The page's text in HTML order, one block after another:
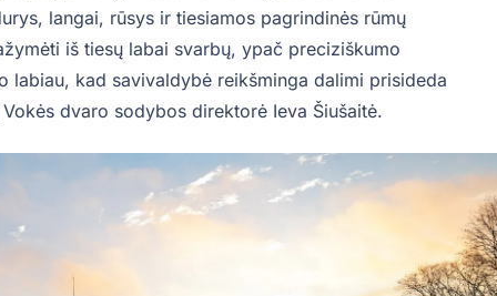
langai, rūsys ir tiesiamos pagrindinės rūmų
iš tiesų labai svarbų, ypač preciziškumo
labiau, kad savivaldybė reikšminga dalimi prisideda
dvaro sodybos direktorė Ieva Šiušaitė.